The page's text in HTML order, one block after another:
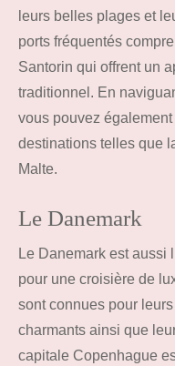
leurs belles plages et
ports fréquentés
Santorin qui offrent un
traditionnel. En
vous pouvez
destinations telles que
Malte.
Le Danemark
Le Danemark est aussi
pour une croisière de
sont connues pour
charmants ainsi que
capitale Copenhague